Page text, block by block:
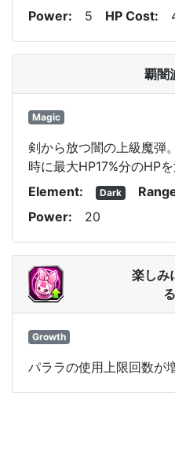
Power
5 HP Cost
覇闇
Magic
剣から放つ闇の上級魔弾
時に最大HP17%分のHP
Element
Dark
Power
20
楽しみ
Growth
パララの使用上限回数が